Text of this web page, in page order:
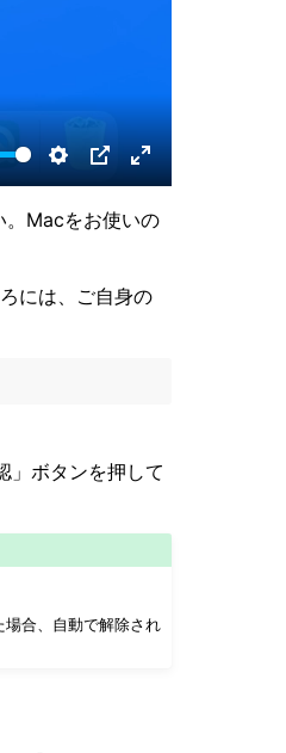
S
e
i
P
I
E
n
r
s
r
e
n
。Macをお使いの
には、ご自身の
」ボタンを押して
合、自動で解除され